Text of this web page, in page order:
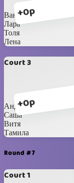
+0p
Ваня
Лара
Толя
Лена
Court 3
+0p
Андрей
Саша
Витя
Тамила
Round #7
Court 1